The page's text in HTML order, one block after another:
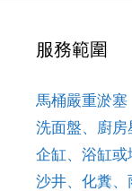
服務範圍
馬桶嚴重淤塞
洗面盤、廚
企缸、浴缸
沙井、化糞